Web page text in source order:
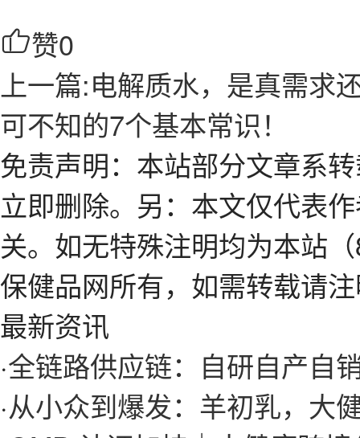
赞0
上一篇:电解质水，是真需求
可不知的7个基本常识！
免责声明：本站部分文章系
立即删除。另：本文仅代表
关。如无特殊注明均为本站
保健品网所有，如需转载请
最新资讯
·全链路供应链：自研自产自
·从小众到爆发：羊初乳，大